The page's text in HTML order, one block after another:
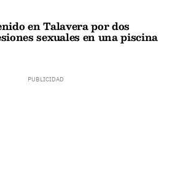
en Talavera por dos
sexuales en una piscina